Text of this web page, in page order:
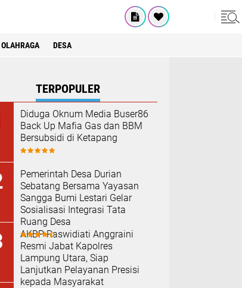
OLAHRAGA DESA
TERPOPULER
Diduga Oknum Media Buser86
Back Up Mafia Gas dan BBM
Bersubsidi di Ketapang
Pemerintah Desa Durian
Sebatang Bersama Yayasan
Sangga Bumi Lestari Gelar
Sosialisasi Integrasi Tata
Ruang Desa
AKBP Raswidiati Anggraini
Resmi Jabat Kapolres
Lampung Utara, Siap
Lanjutkan Pelayanan Presisi
kepada Masyarakat